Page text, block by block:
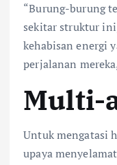
“Burung-burung
sekitar struktur
kehabisan energi
perjalanan
Multi-
Untuk mengatasi
upaya